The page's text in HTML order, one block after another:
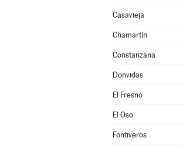
Casavieja
Chamartín
Constanzana
Donvidas
El Fresno
El Oso
Fontiveros